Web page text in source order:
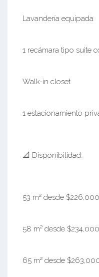
Lavandería equipada
1 recámara tipo suite
Walk-in closet
1 estacionamiento
📐 Disponibilidad:
53 m² desde $226,000
58 m² desde $234,000
65 m² desde